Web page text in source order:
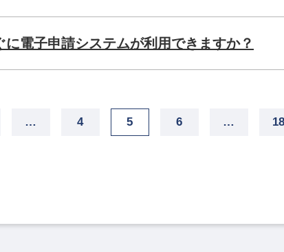
電子申請システムが利用できますか？
… 4 5 6 … 18